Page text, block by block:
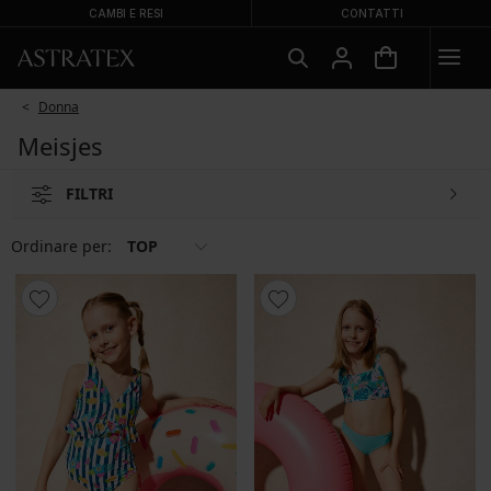
CAMBI E RESI CONTATTI
Donna
Meisjes
FILTRI
Ordinare per: TOP